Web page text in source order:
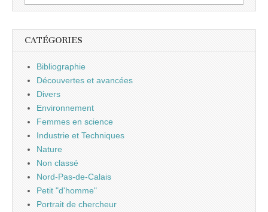
CATÉGORIES
Bibliographie
Découvertes et avancées
Divers
Environnement
Femmes en science
Industrie et Techniques
Nature
Non classé
Nord-Pas-de-Calais
Petit "d'homme"
Portrait de chercheur